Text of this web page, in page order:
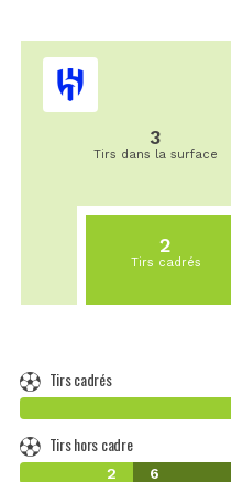
3
Tirs dans la surface
2
Tirs cadrés
Tirs cadrés
Tirs hors cadre
2 6